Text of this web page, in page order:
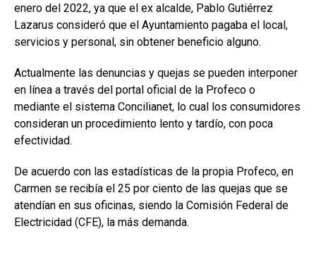
enero del 2022, ya que el ex alcalde, Pablo Gutiérrez
Lazarus consideró que el Ayuntamiento pagaba el local,
servicios y personal, sin obtener beneficio alguno.
Actualmente las denuncias y quejas se pueden interponer
en línea a través del portal oficial de la Profeco o
mediante el sistema Concilianet, lo cual los consumidores
consideran un procedimiento lento y tardío, con poca
efectividad.
De acuerdo con las estadísticas de la propia Profeco, en
Carmen se recibía el 25 por ciento de las quejas que se
atendían en sus oficinas, siendo la Comisión Federal de
Electricidad (CFE), la más demanda.